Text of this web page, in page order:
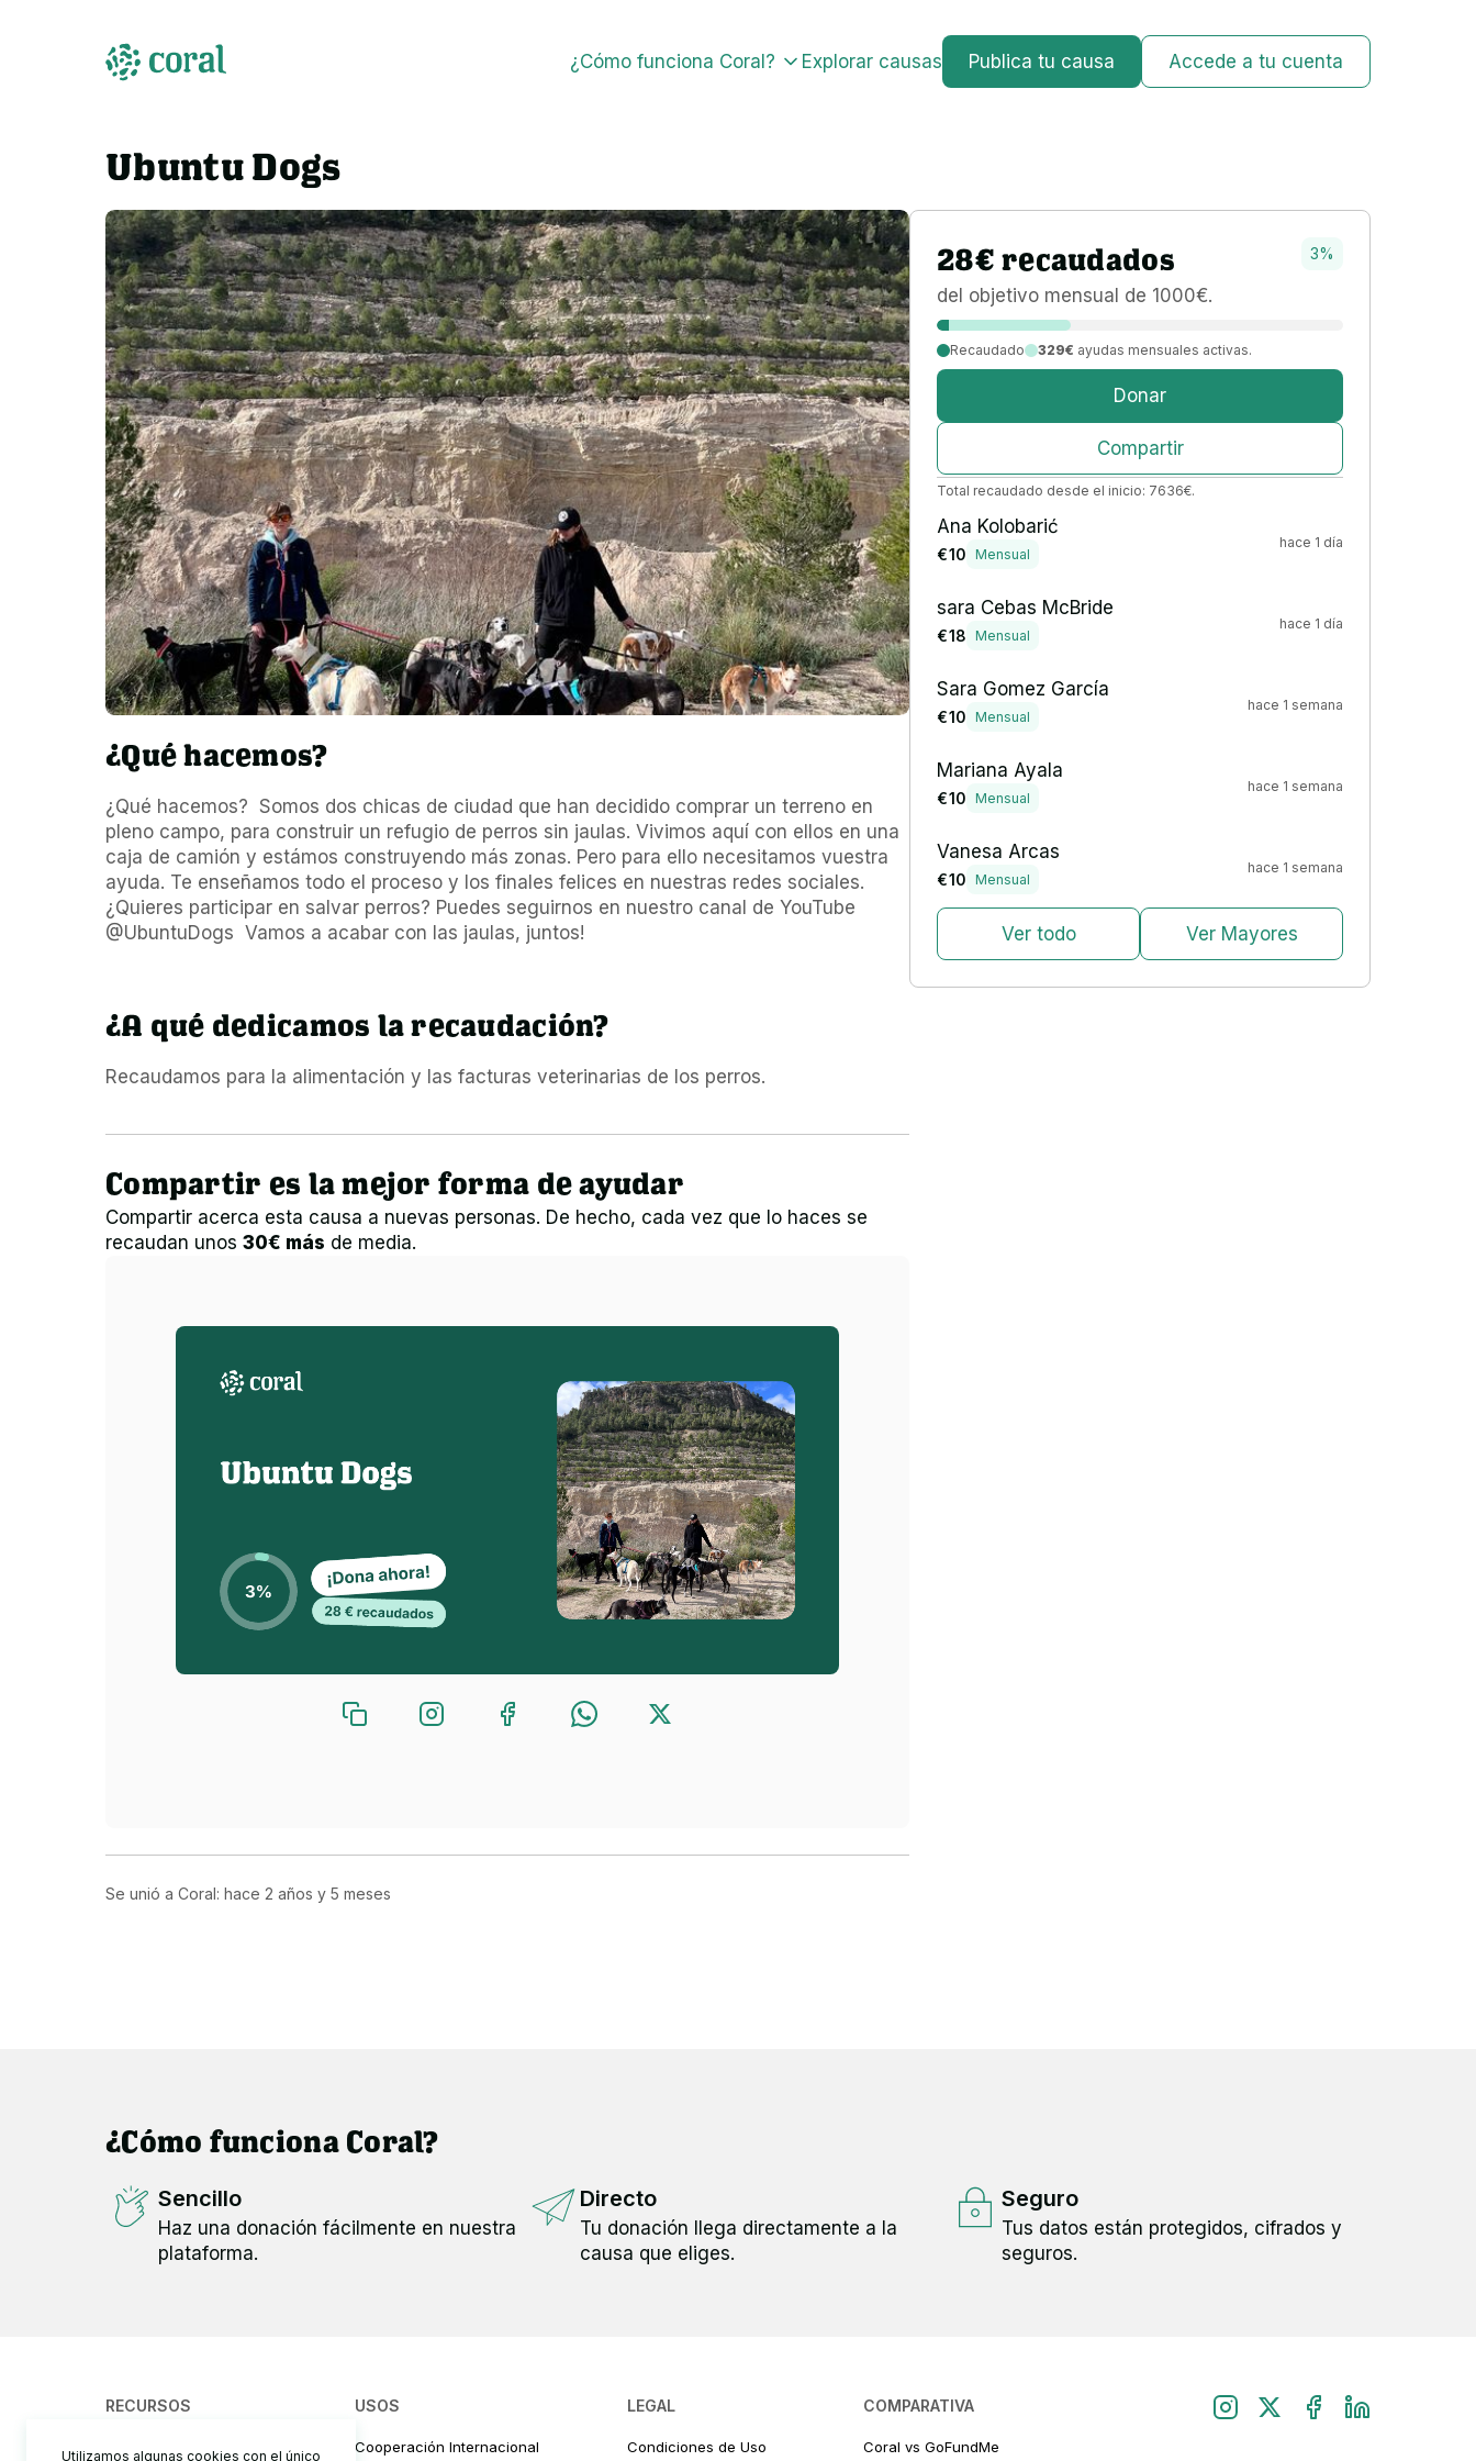
¿Cómo funciona Coral? Explorar causas Publica tu causa Accede a tu cuenta
Ubuntu Dogs
¿Qué hacemos?
¿Qué hacemos?  Somos dos chicas de ciudad que han decidido comprar un terreno en
pleno campo, para construir un refugio de perros sin jaulas. Vivimos aquí con ellos en una
caja de camión y estámos construyendo más zonas. Pero para ello necesitamos vuestra
ayuda. Te enseñamos todo el proceso y los finales felices en nuestras redes sociales.
¿Quieres participar en salvar perros? Puedes seguirnos en nuestro canal de YouTube
@UbuntuDogs  Vamos a acabar con las jaulas, juntos!
¿A qué dedicamos la recaudación?
Recaudamos para la alimentación y las facturas veterinarias de los perros.
Compartir es la mejor forma de ayudar
Compartir acerca esta causa a nuevas personas. De hecho, cada vez que lo haces se
recaudan unos 30€ más de media.
Se unió a Coral: hace 2 años y 5 meses
28€ recaudados
del objetivo mensual de 1000€.
3%
Recaudado 329€ ayudas mensuales activas.
Donar
Compartir
Total recaudado desde el inicio: 7636€.
Ana Kolobarić
€ 10 Mensual
hace 1 día
sara Cebas McBride
€ 18 Mensual
hace 1 día
Sara Gomez García
€ 10 Mensual
hace 1 semana
Mariana Ayala
€ 10 Mensual
hace 1 semana
Vanesa Arcas
€ 10 Mensual
hace 1 semana
Ver todo Ver Mayores
¿Cómo funciona Coral?
Sencillo
Haz una donación fácilmente en nuestra
plataforma.
Directo
Tu donación llega directamente a la
causa que eliges.
Seguro
Tus datos están protegidos, cifrados y
seguros.
RECURSOS USOS
Cooperación Internacional
LEGAL
Condiciones de Uso
COMPARATIVA
Coral vs GoFundMe
Utilizamos algunas cookies con el único